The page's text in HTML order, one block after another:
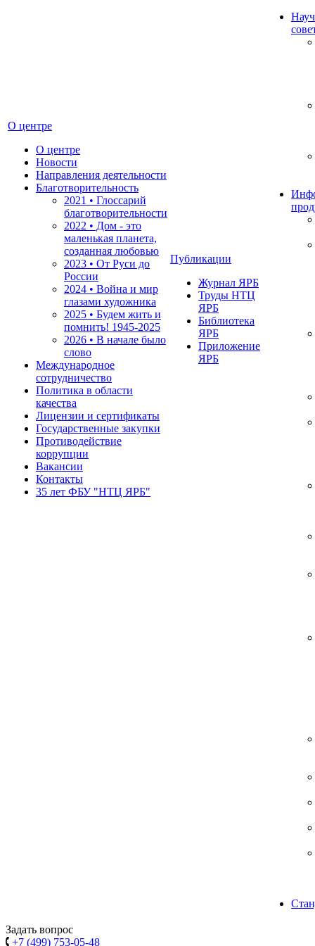
О центре
О центре
Новости
Направления деятельности
Благотворительность
2021 • Глоссарий
благотворительности
2022 • Дом - это
маленькая планета,
созданная любовью
2023 • От Руси до
России
2024 • Война и мир
глазами художника
2025 • Будем жить и
помнить! 1945-2025
2026 • В начале было
слово
Международное
сотрудничество
Политика в области
качества
Лицензии и сертификаты
Государственные закупки
Противодействие
коррупции
Вакансии
Контакты
35 лет ФБУ "НТЦ ЯРБ"
Публикации
Журнал ЯРБ
Труды НТЦ
ЯРБ
Библиотека
ЯРБ
Приложение
ЯРБ
Задать вопрос
+7 (499) 753-05-48